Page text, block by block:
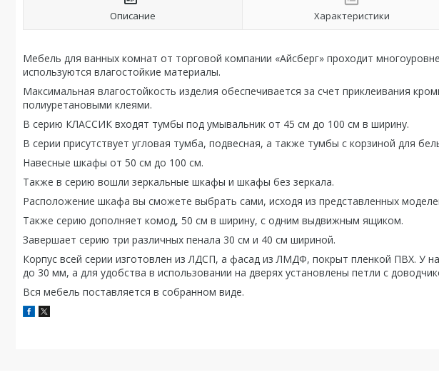
Описание Характеристики
Мебель для ванных комнат от торговой компании «Айсберг» проходит
используются влагостойкие материалы.
Максимальная влагостойкость изделия обеспечивается за счет приклеивания
полиуретановыми клеями.
В серию КЛАССИК входят тумбы под умывальник от 45 см до 100 см в ширину.
В серии присутствует угловая тумба, подвесная, а также тумбы с корзиной для
Навесные шкафы от 50 см до 100 см.
Также в серию вошли зеркальные шкафы и шкафы без зеркала.
Расположение шкафа вы сможете выбрать сами, исходя из представленных
Также серию дополняет комод, 50 см в ширину, с одним выдвижным ящиком.
Завершает серию три различных пенала 30 см и 40 см шириной.
Корпус всей серии изготовлен из ЛДСП, а фасад из ЛМДФ, покрыт пленкой ПВХ. У
до 30 мм, а для удобства в использовании на дверях установлены петли с
Вся мебель поставляется в собранном виде.